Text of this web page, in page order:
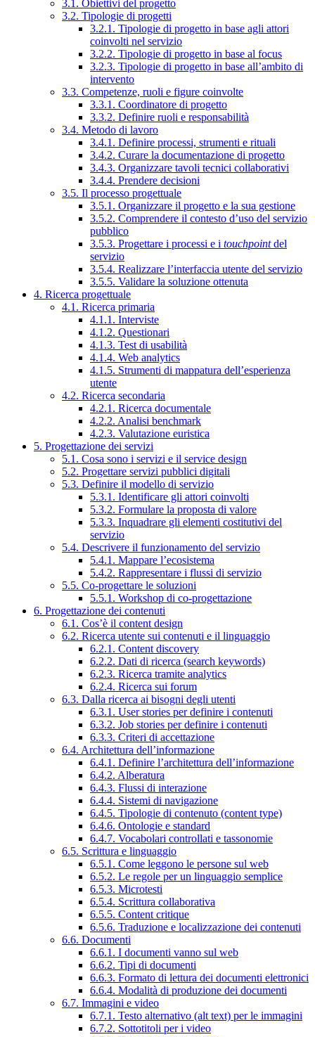
3.1. Obiettivi del progetto
3.2. Tipologie di progetti
3.2.1. Tipologie di progetto in base agli attori
coinvolti nel servizio
3.2.2. Tipologie di progetto in base al focus
3.2.3. Tipologie di progetto in base all’ambito di
intervento
3.3. Competenze, ruoli e figure coinvolte
3.3.1. Coordinatore di progetto
3.3.2. Definire ruoli e responsabilità
3.4. Metodo di lavoro
3.4.1. Definire processi, strumenti e rituali
3.4.2. Curare la documentazione di progetto
3.4.3. Organizzare tavoli tecnici collaborativi
3.4.4. Prendere decisioni
3.5. Il processo progettuale
3.5.1. Organizzare il progetto e la sua gestione
3.5.2. Comprendere il contesto d’uso del servizio
pubblico
3.5.3. Progettare i processi e i touchpointdel
servizio
3.5.4. Realizzare l’interfaccia utente del servizio
3.5.5. Validare la soluzione ottenuta
4. Ricerca progettuale
4.1. Ricerca primaria
4.1.1. Interviste
4.1.2. Questionari
4.1.3. Test di usabilità
4.1.4. Web analytics
4.1.5. Strumenti di mappatura dell’esperienza
utente
4.2. Ricerca secondaria
4.2.1. Ricerca documentale
4.2.2. Analisi benchmark
4.2.3. Valutazione euristica
5. Progettazione dei servizi
5.1. Cosa sono i servizi e il service design
5.2. Progettare servizi pubblici digitali
5.3. Definire il modello di servizio
5.3.1. Identificare gli attori coinvolti
5.3.2. Formulare la proposta di valore
5.3.3. Inquadrare gli elementi costitutivi del
servizio
5.4. Descrivere il funzionamento del servizio
5.4.1. Mappare l’ecosistema
5.4.2. Rappresentare i flussi di servizio
5.5. Co-progettare le soluzioni
5.5.1. Workshop di co-progettazione
6. Progettazione dei contenuti
6.1. Cos’è il content design
6.2. Ricerca utente sui contenuti e il linguaggio
6.2.1. Content discovery
6.2.2. Dati di ricerca (search keywords)
6.2.3. Ricerca tramite analytics
6.2.4. Ricerca sui forum
6.3. Dalla ricerca ai bisogni degli utenti
6.3.1. User stories per definire i contenuti
6.3.2. Job stories per definire i contenuti
6.3.3. Criteri di accettazione
6.4. Architettura dell’informazione
6.4.1. Definire l’architettura dell’informazione
6.4.2. Alberatura
6.4.3. Flussi di interazione
6.4.4. Sistemi di navigazione
6.4.5. Tipologie di contenuto (content type)
6.4.6. Ontologie e standard
6.4.7. Vocabolari controllati e tassonomie
6.5. Scrittura e linguaggio
6.5.1. Come leggono le persone sul web
6.5.2. Le regole per un linguaggio semplice
6.5.3. Microtesti
6.5.4. Scrittura collaborativa
6.5.5. Content critique
6.5.6. Traduzione e localizzazione dei contenuti
6.6. Documenti
6.6.1. I documenti vanno sul web
6.6.2. Tipi di documenti
6.6.3. Formato di lettura dei documenti elettronici
6.6.4. Modalità di produzione dei documenti
6.7. Immagini e video
6.7.1. Testo alternativo (alt text) per le immagini
6.7.2. Sottotitoli per i video